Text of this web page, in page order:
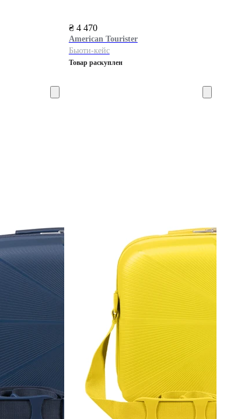
₴ 4 470
American Tourister
Бьюти-кейс
Товар раскуплен